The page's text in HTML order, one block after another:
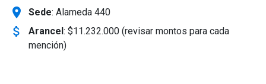
location_on Sede: Alameda 440
attach_money Arancel: $11.232.000 (revisar montos para cada
mención)